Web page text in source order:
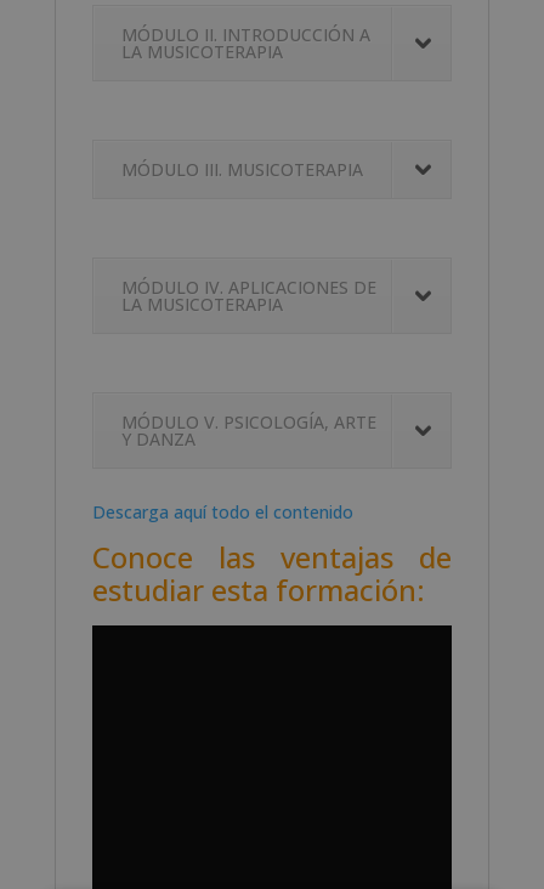
MÓDULO II. INTRODUCCIÓN A
LA MUSICOTERAPIA
MÓDULO III. MUSICOTERAPIA
MÓDULO IV. APLICACIONES DE
LA MUSICOTERAPIA
MÓDULO V. PSICOLOGÍA, ARTE
Y DANZA
Descarga aquí todo el contenido
Conoce las ventajas de
estudiar esta formación: